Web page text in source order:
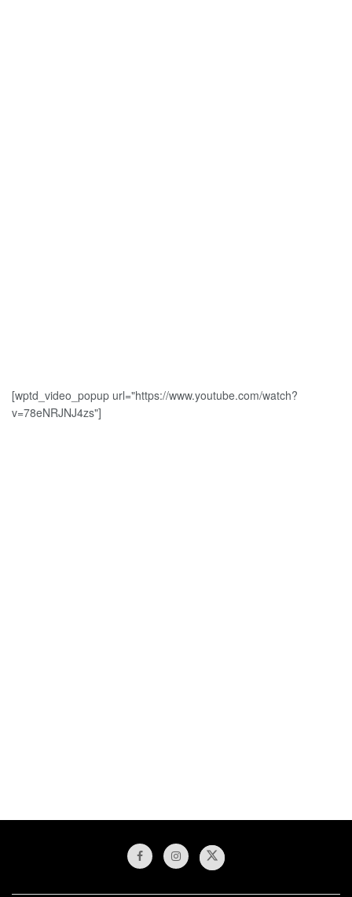
[wptd_video_popup url="https://www.youtube.com/watch?
v=78eNRJNJ4zs"]